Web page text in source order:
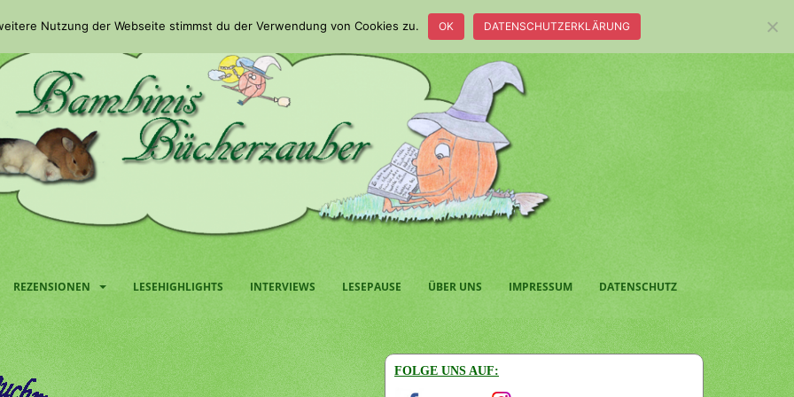
REZENSIONEN LESEHIGHLIGHTS INTERVIEWS LESEPAUSE ÜBER UNS IMPRESSUM DATENSCHUTZ
FOLGE UNS AUF:
Nutzung der Webseite stimmst du der Verwendung von Cookies zu. OK DATENSCHUTZERKLÄRUNG